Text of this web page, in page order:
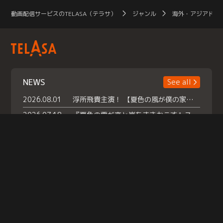
動画配信サービスのTELASA（テラサ） ジャンル 海外・アジアドラ
NEWS
See all
2026.08.01
浮所飛貴主演！ 【夏色の風が僕の家にやってきた】 本日よりテラサで独占配信スタート！
2026.07.18
『夏色の雲が恋と嵐をまきおこす』スペシャルメイキング 【Part1】2026年７月18日（土）23時30分～配信スタート！話題のシーンの裏側を大公開！豪華キャスト大集合！ 『武宮家 真夏の家族会議』開催！